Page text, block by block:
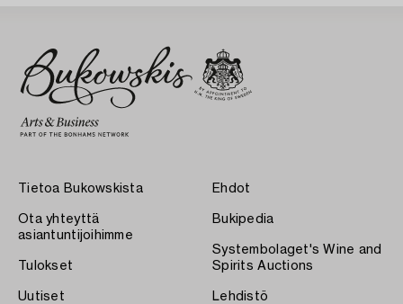
Tietoa Bukowskista
Ota yhteyttä
asiantuntijoihimme
Tulokset
Uutiset
Ehdot
Bukipedia
Systembolaget's Wine and
Spirits Auctions
Lehdistö